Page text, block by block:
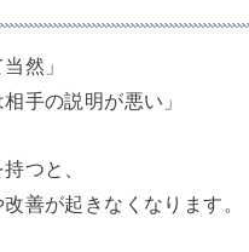
然」
手の説明が悪い」
つと、
善が起きなくなります。